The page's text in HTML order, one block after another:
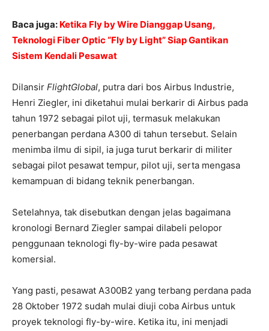
Baca juga: Ketika Fly by Wire Dianggap Usang,
Teknologi Fiber Optic “Fly by Light” Siap Gantikan
Sistem Kendali Pesawat
Dilansir FlightGlobal, putra dari bos Airbus Industrie,
Henri Ziegler, ini diketahui mulai berkarir di Airbus pada
tahun 1972 sebagai pilot uji, termasuk melakukan
penerbangan perdana A300 di tahun tersebut. Selain
menimba ilmu di sipil, ia juga turut berkarir di militer
sebagai pilot pesawat tempur, pilot uji, serta mengasa
kemampuan di bidang teknik penerbangan.
Setelahnya, tak disebutkan dengan jelas bagaimana
kronologi Bernard Ziegler sampai dilabeli pelopor
penggunaan teknologi fly-by-wire pada pesawat
komersial.
Yang pasti, pesawat A300B2 yang terbang perdana pada
28 Oktober 1972 sudah mulai diuji coba Airbus untuk
proyek teknologi fly-by-wire. Ketika itu, ini menjadi